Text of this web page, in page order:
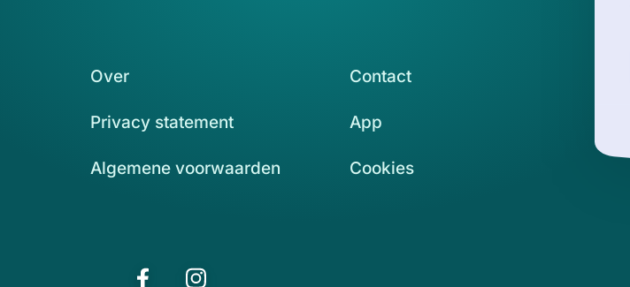
Over Contact
Privacy statement App
Algemene voorwaarden Cookies